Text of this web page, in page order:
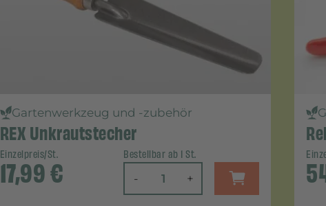
Gartenwerkzeug und -zubehör
REX Unkrautstecher
Einzelpreis/St.
17,99€
Bestellbar ab 1 St.
- +